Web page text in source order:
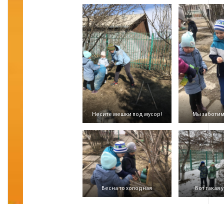
Несите мешки под мусор! Мы
Весна то холодная Вот такая